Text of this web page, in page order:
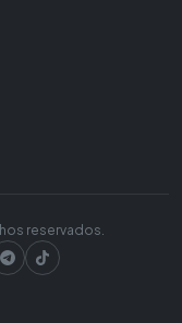
reservados.